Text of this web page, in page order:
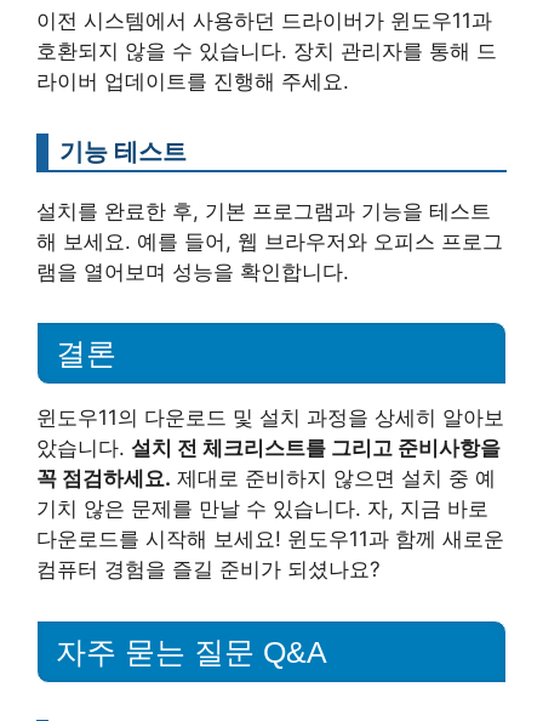
이전 시스템에서 사용하던 드라이버가 윈도우11과
호환되지 않을 수 있습니다. 장치 관리자를 통해 드
라이버 업데이트를 진행해 주세요.
기능 테스트
설치를 완료한 후, 기본 프로그램과 기능을 테스트
해 보세요. 예를 들어, 웹 브라우저와 오피스 프로그
램을 열어보며 성능을 확인합니다.
결론
윈도우11의 다운로드 및 설치 과정을 상세히 알아보
았습니다. 설치 전 체크리스트를 그리고 준비사항을
꼭 점검하세요. 제대로 준비하지 않으면 설치 중 예
기치 않은 문제를 만날 수 있습니다. 자, 지금 바로
다운로드를 시작해 보세요! 윈도우11과 함께 새로운
컴퓨터 경험을 즐길 준비가 되셨나요?
자주 묻는 질문 Q&A